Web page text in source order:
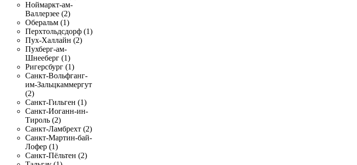
Ноймаркт-ам-
Валлерзее (2)
Оберальм (1)
Перхтольдсдорф (1)
Пух-Халлайн (2)
Пухберг-ам-
Шнееберг (1)
Ригерсбург (1)
Санкт-Вольфганг-
им-Зальцкаммергут
(2)
Санкт-Гильген (1)
Санкт-Иоганн-ин-
Тироль (2)
Санкт-Ламбрехт (2)
Санкт-Мартин-бай-
Лофер (1)
Санкт-Пёльтен (2)